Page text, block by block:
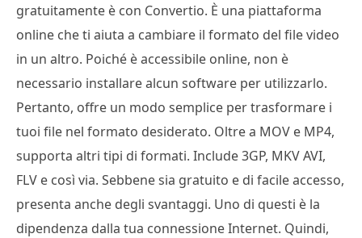
gratuitamente è con Convertio. È una piattaforma
online che ti aiuta a cambiare il formato del file video
in un altro. Poiché è accessibile online, non è
necessario installare alcun software per utilizzarlo.
Pertanto, offre un modo semplice per trasformare i
tuoi file nel formato desiderato. Oltre a MOV e MP4,
supporta altri tipi di formati. Include 3GP, MKV AVI,
FLV e così via. Sebbene sia gratuito e di facile accesso,
presenta anche degli svantaggi. Uno di questi è la
dipendenza dalla tua connessione Internet. Quindi,